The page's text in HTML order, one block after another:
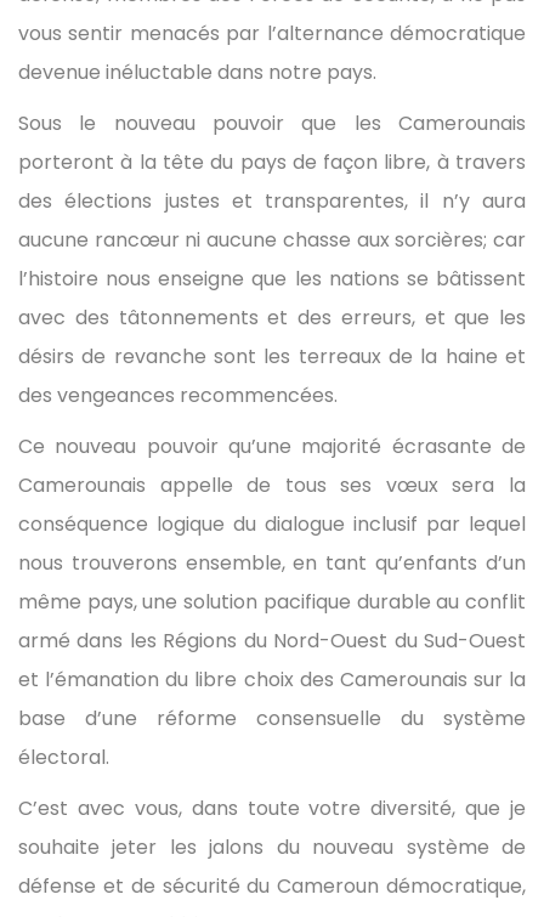
vous sentir menacés par l’alternance démocratique
devenue inéluctable dans notre pays.
Sous le nouveau pouvoir que les Camerounais
porteront à la tête du pays de façon libre, à travers
des élections justes et transparentes, il n’y aura
aucune rancœur ni aucune chasse aux sorcières; car
l’histoire nous enseigne que les nations se bâtissent
avec des tâtonnements et des erreurs, et que les
désirs de revanche sont les terreaux de la haine et
des vengeances recommencées.
Ce nouveau pouvoir qu’une majorité écrasante de
Camerounais appelle de tous ses vœux sera la
conséquence logique du dialogue inclusif par lequel
nous trouverons ensemble, en tant qu’enfants d’un
même pays, une solution pacifique durable au conflit
armé dans les Régions du Nord-Ouest du Sud-Ouest
et l’émanation du libre choix des Camerounais sur la
base d’une réforme consensuelle du système
électoral.
C’est avec vous, dans toute votre diversité, que je
souhaite jeter les jalons du nouveau système de
défense et de sécurité du Cameroun démocratique,